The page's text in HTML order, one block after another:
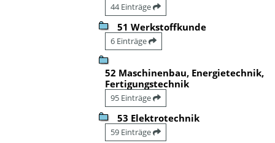
44 Einträge
51 Werkstoffkunde
6 Einträge
52 Maschinenbau, Energietechnik,
Fertigungstechnik
95 Einträge
53 Elektrotechnik
59 Einträge